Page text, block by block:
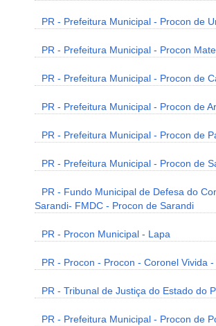
PR - Prefeitura Municipal - Procon de
PR - Prefeitura Municipal - Procon
PR - Prefeitura Municipal - Procon de
PR - Prefeitura Municipal - Procon de
PR - Prefeitura Municipal - Procon de
PR - Prefeitura Municipal - Procon de
PR - Fundo Municipal de Defesa do
Sarandi- FMDC - Procon de Sarandi
PR - Procon Municipal - Lapa
PR - Procon - Procon - Coronel Vivida -
PR - Tribunal de Justiça do Estado do
PR - Prefeitura Municipal - Procon de